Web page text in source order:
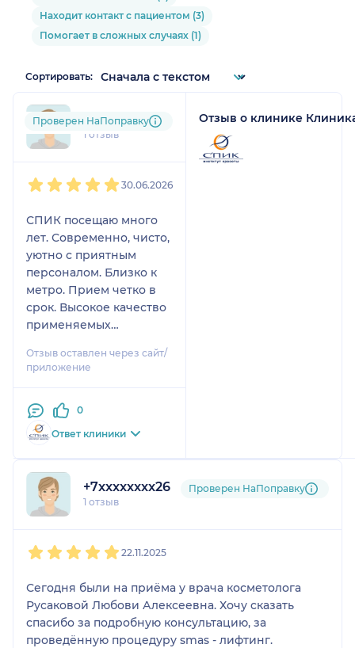
Находит контакт с пациентом (3)
Помогает в сложных случаях (1)
Сортировать:
mlu....@....ru
1 отзыв
Проверен НаПоправку
30.06.2026
СПИК посещаю много
лет. Современно, чисто,
уютно с приятным
персоналом. Близко к
метро. Прием четко в
срок. Высокое качество
применяемых
ценю, уважаю, доверяю
своему врачу Русаковой
специалист, высокий
профессионал,
результатов без
навязывания услуг.И
клинику и врача
рекомендую.
Отзыв оставлен через сайт/
приложение
0
Ответ клиники
Отзыв о клинике
+7xxxxxxxx26
1 отзыв
Проверен НаПоправку
22.11.2025
Сегодня были на приёма у врача косметолога
Русаковой Любови Алексеевна. Хочу сказать
спасибо за подробную консультацию, за
проведённую процедуру smas - лифтинг.